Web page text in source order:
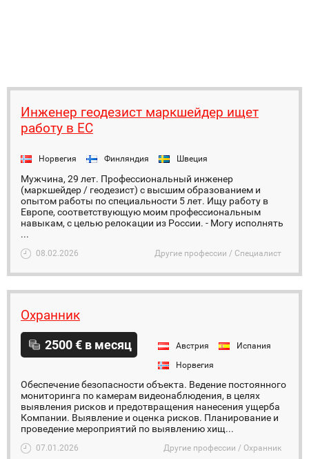
Инженер геодезист маркшейдер ищет
работу в ЕС
Норвегия Финляндия Швеция
Мужчина, 29 лет. Профессиональный инженер
(маркшейдер / геодезист) с высшим образованием и
опытом работы по специальности 5 лет. Ищу работу в
Европе, соответствующую моим профессиональным
навыкам, с целью релокации из России. - Могу исполнять
...
08.02.2026 Другие профессии / Специалист
Охранник
2500 € в месяц Австрия
Испания
Норвегия
Обеспечение безопасности объекта. Ведение постоянного
мониторинга по камерам видеонаблюдения, в целях
выявления рисков и предотвращения нанесения ущерба
Компании. Выявление и оценка рисков. Планирование и
проведение мероприятий по выявлению хищ...
07.01.2026 Другие профессии / Охранник